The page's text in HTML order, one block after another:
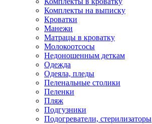
Комплекты на выписку
Кроватки
Манежи
Матрацы в кроватку
Молокоотсосы
Недоношенным деткам
Одежда
Одеяла, пледы
Пеленальные столики
Пеленки
Пляж
Подгузники
Подогреватели, стерилизаторы